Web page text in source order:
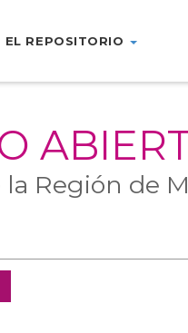
EL REPOSITORIO
Región de